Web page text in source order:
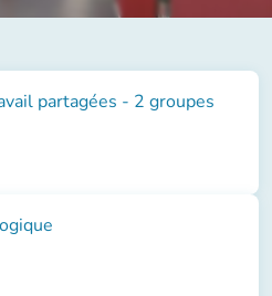
partagées - 2 groupes